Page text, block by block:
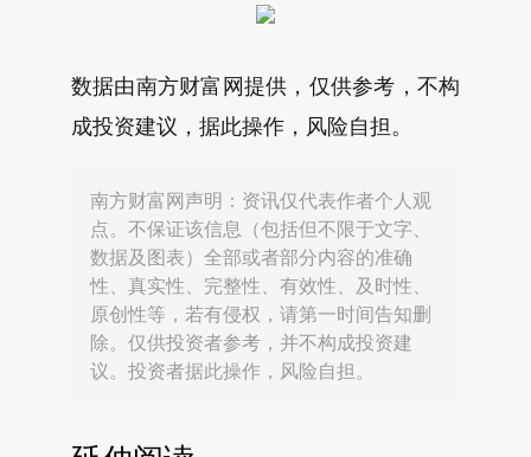
数据由南方财富网提供，仅供参考，不构
成投资建议，据此操作，风险自担。
南方财富网声明：资讯仅代表作者个人观
点。不保证该信息（包括但不限于文字、
数据及图表）全部或者部分内容的准确
性、真实性、完整性、有效性、及时性、
原创性等，若有侵权，请第一时间告知删
除。仅供投资者参考，并不构成投资建
议。投资者据此操作，风险自担。